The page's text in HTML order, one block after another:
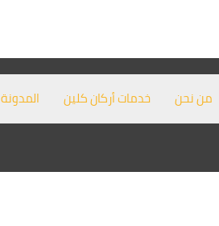
من نحن خدمات أركان كلين المدونة